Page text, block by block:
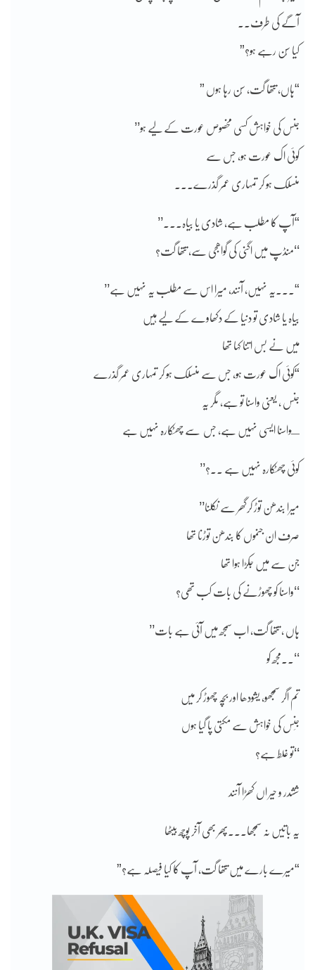
آگے کی طرف۔۔
کیا سُن رہے ہو؟”
“ہاں، تتھا گت، سُن رہا ہوں ”
جنس کی خواہش کسی مخصوص عورت کے لیے ہو’’
کوئی اک عورت ہو، جس سے
منسلک ہو کر تمہاری عمر گذرے۔۔۔
“آپ کا مطلب ہے، شادی یا بیاہ۔۔۔’’
‘‘منڈپ میں اگنی کی گواھجی سے، تتھا گت؟
“۔۔۔یہ نہیں، آنند، میرا اس سے مطلب یہ نہیں ہے’’
بیاہ یا شادی تو دنیا کے دکھاوے کے لیے ہیں
میں نے بس اتنا کہا تھا
“کوئی اک عورت ہو، جس سے منسلک ہو کر تمہاری عمر گذرے
جنس ، یعنی واسنا تو ہے، مگر یہ
ـواسنا ایسی نہیں ہے، جس سے چھٹکارہ نہیں ہے
کوئی چھٹکارہ نہیں ہے ۔۔؟’’
میرا بندھن توڑ کرگھر سے نکلنا’’
صرف ان جنموں کا بندھن توڑنا تھا
جن سے میں جکڑا ہوا تھا
‘‘واسنا کو چھوڑنے کی بات کب تھی؟
ہاں ، تتھا گت، اب سمجھ میں آئی ہے بات’’
‘‘۔۔مجھ کو
تم اگر سمجھو، یشودھا اور بچہ چھوڑ کر میَں
جِنس کی خواہش سے مکتی پا گیا ہوں
‘‘تو غلط ہے؟
ششدر و حیر اں کھڑا آنند
یہ باتیں نہ سمجھا۔۔۔پھر بھی آخر پوچھ بیٹھا
“میرے بارے میں تتھا گت، آپ کا کیا فیصلہ ہے؟”